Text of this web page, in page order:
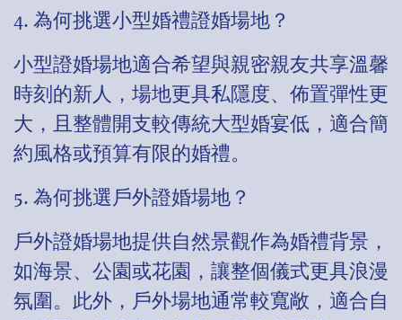
4. 為何挑選小型婚禮證婚場地？
小型證婚場地適合希望與親密親友共享溫馨
時刻的新人，場地更具私隱度、佈置彈性更
大，且整體開支較傳統大型婚宴低，適合簡
約風格或預算有限的婚禮。
5. 為何挑選戶外證婚場地？
戶外證婚場地提供自然景觀作為婚禮背景，
如海景、公園或花園，讓整個儀式更具浪漫
氛圍。此外，戶外場地通常較寬敞，適合自